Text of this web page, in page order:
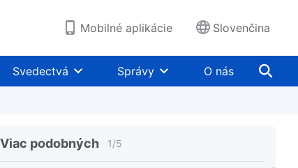
Mobilné aplikácie Slovenčina
Svedectvá Správy O nás
Viac podobných 1/5